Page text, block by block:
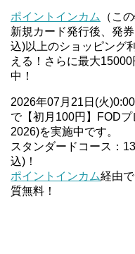
ポイントインカム
（こ
新規カード発行後、発
込)以上のショッピング
える！さらに最大
中！
2026年07月21日(火
で【初月100円】FOD
2026)を実施中です。
スタンダードコース：
込)！
ポイントインカム経由
質無料！